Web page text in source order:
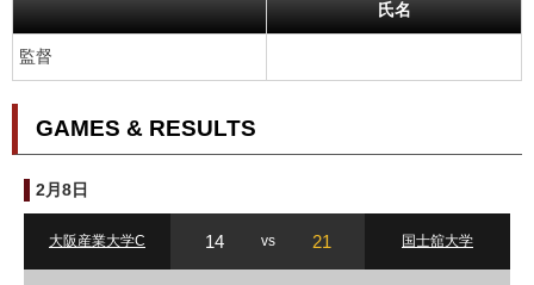
氏名
監督
GAMES & RESULTS
2月8日
大阪産業大学C 14 vs 21 国士舘大学